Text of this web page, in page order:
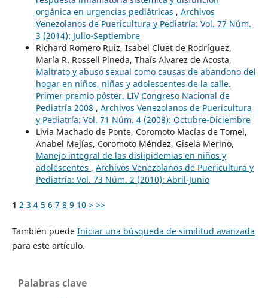
orgánica en urgencias pediátricas , Archivos
Venezolanos de Puericultura y Pediatría: Vol. 77 Núm.
3 (2014): Julio-Septiembre
Richard Romero Ruiz, Isabel Cluet de Rodríguez,
María R. Rossell Pineda, Thaís Alvarez de Acosta,
Maltrato y abuso sexual como causas de abandono del
hogar en niños, niñas y adolescentes de la calle.
Primer premio póster. LIV Congreso Nacional de
Pediatría 2008 , Archivos Venezolanos de Puericultura
y Pediatría: Vol. 71 Núm. 4 (2008): Octubre-Diciembre
Livia Machado de Ponte, Coromoto Macías de Tomei,
Anabel Mejías, Coromoto Méndez, Gisela Merino,
Manejo integral de las dislipidemias en niños y
adolescentes , Archivos Venezolanos de Puericultura y
Pediatría: Vol. 73 Núm. 2 (2010): Abril-Junio
1 2 3 4 5 6 7 8 9 10 > >>
También puede Iniciar una búsqueda de similitud avanzada
para este artículo.
Palabras clave